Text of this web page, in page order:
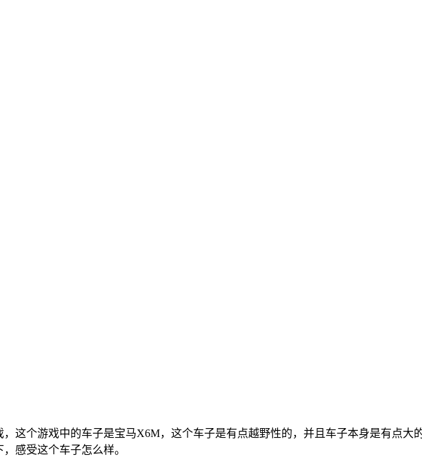
这个游戏中的车子是宝马X6M，这个车子是有点越野性的，并且车子本身是有点大
感受这个车子怎么样。